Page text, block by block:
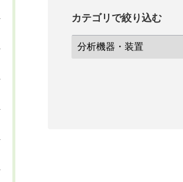
カテゴリで絞り込む